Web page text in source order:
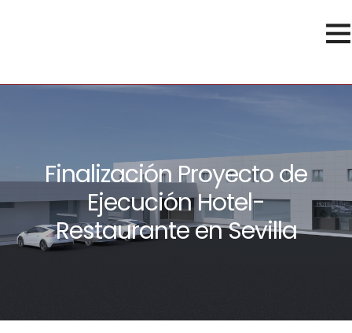
Finalización Proyecto de
Ejecución Hotel-
Restaurante en Sevilla